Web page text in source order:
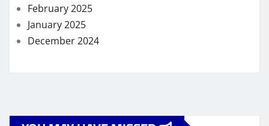
February 2025
January 2025
December 2024